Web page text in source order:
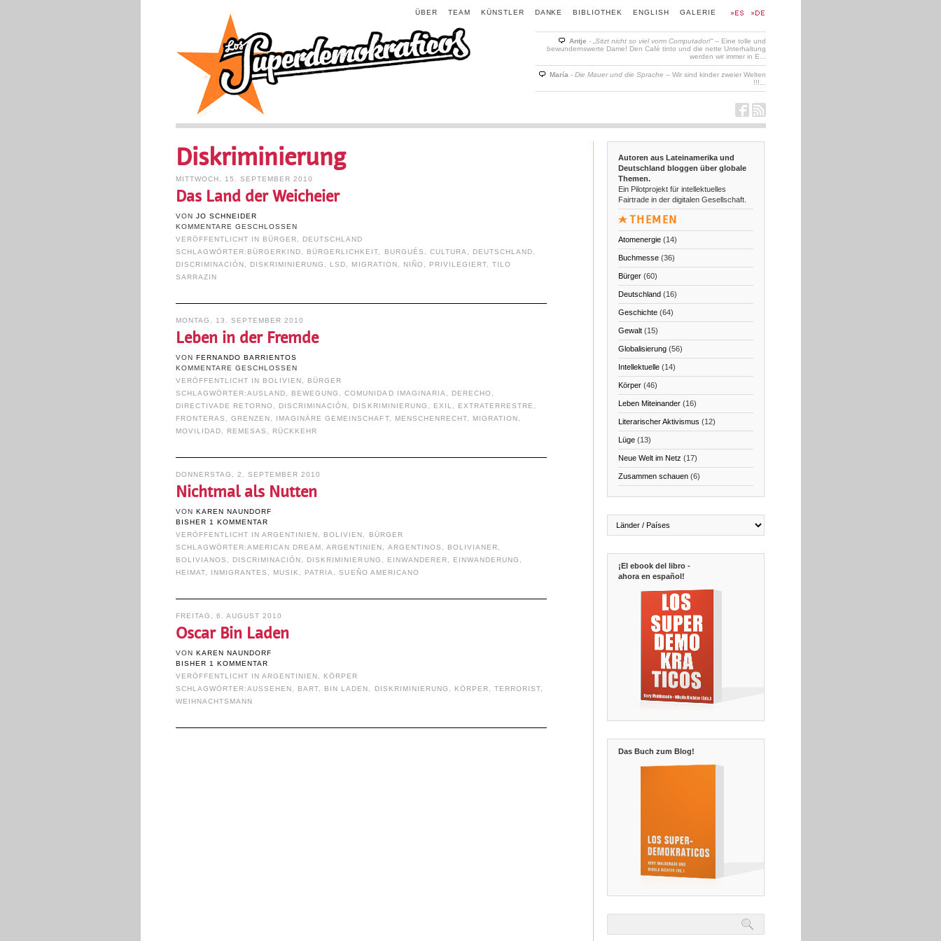
GALERIE
ENGLISH
BIBLIOTHEK
DANKE
KÜNSTLER
TEAM
ÜBER
Antje - „Sitzt nicht so viel vorm Computador!“– Eine tolle und
bewundernswerte Dame! Den Café tinto und die nette Unterhaltung
werden wir immer in E...
María - Die Mauer und die Sprache – Wir sind kinder zweier Welten
!!!...
Diskriminierung
MITTWOCH, 15. SEPTEMBER 2010
Das Land der Weicheier
VON JO SCHNEIDER
KOMMENTARE GESCHLOSSEN
VERÖFFENTLICHT IN BÜRGER
DEUTSCHLAND
SCHLAGWÖRTER: BÜRGERKIND BÜRGERLICHKEIT BURGUÉS CULTURA DEUTSCHLAND
DISCRIMINACIÓN
DISKRIMINIERUNG LSD MIGRATION NIÑO PRIVILEGIERT ,TILO
SARRAZIN
MONTAG, 13. SEPTEMBER 2010
Leben in der Fremde
VON FERNANDO BARRIENTOS
KOMMENTARE GESCHLOSSEN
VERÖFFENTLICHT IN BOLIVIEN
BÜRGER
SCHLAGWÖRTER:AUSLAND BEWEGUNG ,COMUNIDAD IMAGINARIA DERECHO
DIRECTIVADE RETORNO
DISCRIMINACIÓN DISKRIMINIERUNG EXIL EXTRATERRESTRE
FRONTERAS
GRENZEN IMAGINÄRE GEMEINSCHAFT, MENSCHENRECHT, MIGRATION
MOVILIDAD
REMESAS RÜCKKEHR
DONNERSTAG, 2. SEPTEMBER 2010
Nichtmal als Nutten
VON KAREN NAUNDORF
BISHER 1 KOMMENTAR
VERÖFFENTLICHT IN ARGENTINIEN BOLIVIEN
BÜRGER
SCHLAGWÖRTER:AMERICAN DREAM ,ARGENTINIEN ARGENTINOS BOLIVIANER
BOLIVIANOS
DISCRIMINACIÓN DISKRIMINIERUNG EINWANDERER EINWANDERUNG
HEIMAT, INMIGRANTES MUSIK PATRIA ,SUEÑO AMERICANO
FREITAG, 6. AUGUST 2010
Oscar Bin Laden
VON KAREN NAUNDORF
BISHER 1 KOMMENTAR
VERÖFFENTLICHT IN ARGENTINIEN
KÖRPER
SCHLAGWÖRTER:AUSSEHEN BART BIN LADEN DISKRIMINIERUNG KÖRPER ,TERRORIST
WEIHNACHTSMANN
Autoren aus Lateinamerika und
Deutschland bloggen über globale
Themen.
Ein Pilotprojekt für intellektuelles
Fairtrade in der digitalen Gesellschaft.
THEMEN
Atomenergie(14)
Buchmesse(36)
Bürger(60)
Deutschland(16)
Geschichte(64)
Gewalt(15)
Globalisierung(56)
Intellektuelle(14)
Körper(46)
Leben Miteinander(16)
Literarischer Aktivismus (12)
Lüge(13)
Neue Welt im Netz (17)
Zusammen schauen(6)
¡El ebook del libro -
ahora en español!
Das Buch zum Blog!